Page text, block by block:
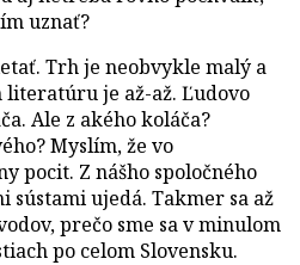
uznať?
Trh je neobvykle malý a
je až-až. Ľudovo
Ale z akého koláča?
Myslím, že vo
pocit. Z nášho spoločného
sústami ujedá. Takmer sa až
prečo sme sa v minulom
po celom Slovensku.